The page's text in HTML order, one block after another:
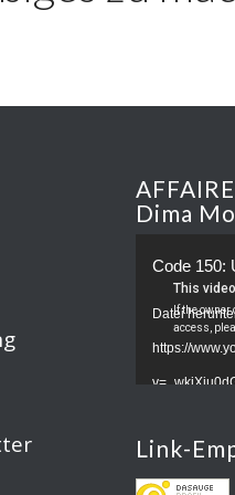
Dima
Code 150:
Datei
https://
Link-